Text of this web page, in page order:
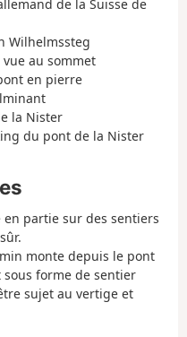
de la Suisse de
Wilhelmssteg
vue au sommet
en pierre
la Nister
du pont de la Nister
partie sur des sentiers
monte depuis le pont
forme de sentier
sujet au vertige et